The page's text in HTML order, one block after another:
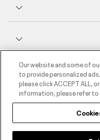
Our website and some of
to provide personalized
please click ACCEPT ALL,
information, please refer to